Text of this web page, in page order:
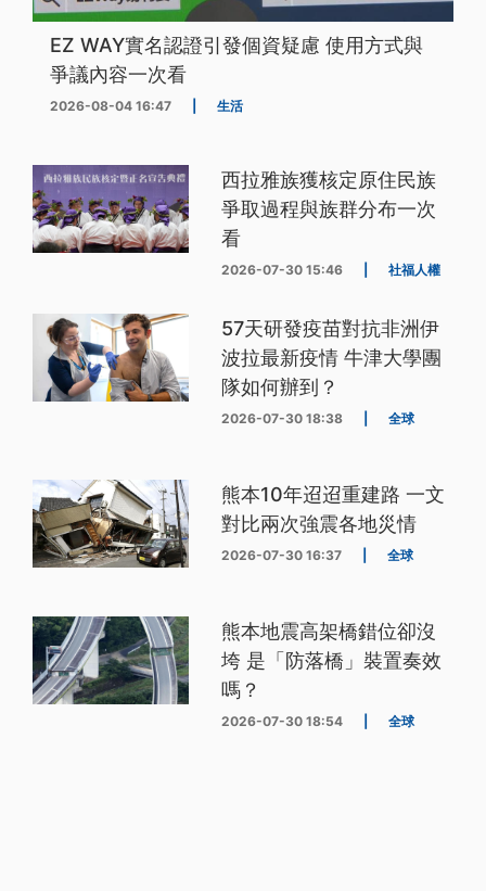
EZ WAY實名認證引發個資疑慮 使用方式與
爭議內容一次看
2026-08-04 16:47 生活
西拉雅族獲核定原住民族
爭取過程與族群分布一次
看
2026-07-30 15:46 社福人權
57天研發疫苗對抗非洲伊
波拉最新疫情 牛津大學團
隊如何辦到？
2026-07-30 18:38 全球
熊本10年迢迢重建路 一文
對比兩次強震各地災情
2026-07-30 16:37 全球
熊本地震高架橋錯位卻沒
垮 是「防落橋」裝置奏效
嗎？
2026-07-30 18:54 全球